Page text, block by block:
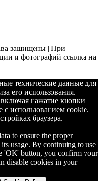
защищены | При
и фотографий ссылка на
технические данные для
его использования.
нажатие кнопки
с использованием cookie.
браузера.
to ensure the proper
usage. By continuing to use
'OK' button, you confirm your
disable cookies in your